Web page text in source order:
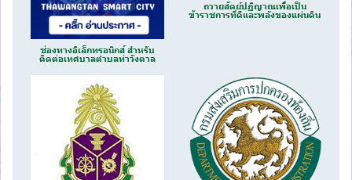
ช่องทางอิเล็กทรอนิกส์ สำหรับ
ติดต่อเทศบาลตำบลท่าวังตาล
ถวายสัตย์ปฏิญาณเพื่อเป็น
ข้าราชการที่ดีและพลังของแผ่นดิน